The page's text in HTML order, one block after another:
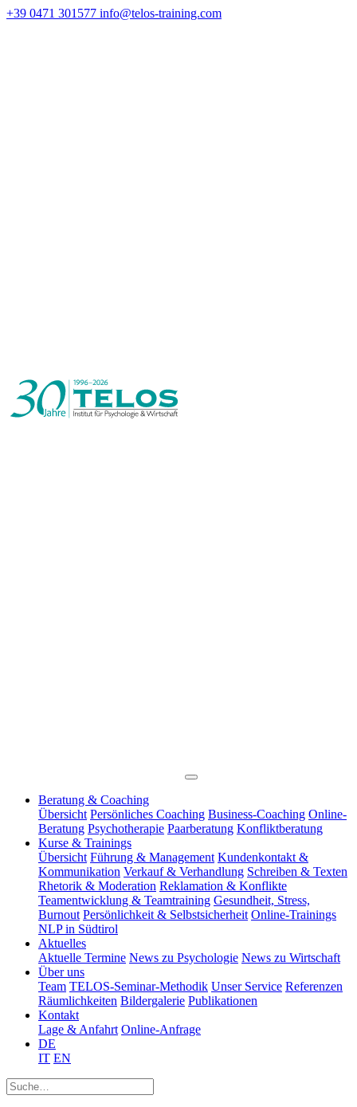
+39 0471 301577 info@telos-training.com
Beratung & Coaching
Übersicht Persönliches Coaching Business-Coaching Online-
Beratung Psychotherapie Paarberatung Konfliktberatung
Kurse & Trainings
Übersicht Führung & Management Kundenkontakt &
Kommunikation Verkauf & Verhandlung Schreiben & Texten
Rhetorik & Moderation Reklamation & Konflikte
Teamentwicklung & Teamtraining Gesundheit, Stress,
Burnout Persönlichkeit & Selbstsicherheit Online-Trainings
NLP in Südtirol
Aktuelles
Aktuelle Termine News zu Psychologie News zu Wirtschaft
Über uns
Team TELOS-Seminar-Methodik Unser Service Referenzen
Räumlichkeiten Bildergalerie Publikationen
Kontakt
Lage & Anfahrt Online-Anfrage
DE
IT EN